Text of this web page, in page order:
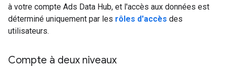
à votre compte Ads Data Hub, et l'accès aux données est
déterminé uniquement par les rôles d'accès des
utilisateurs.
Compte à deux niveaux